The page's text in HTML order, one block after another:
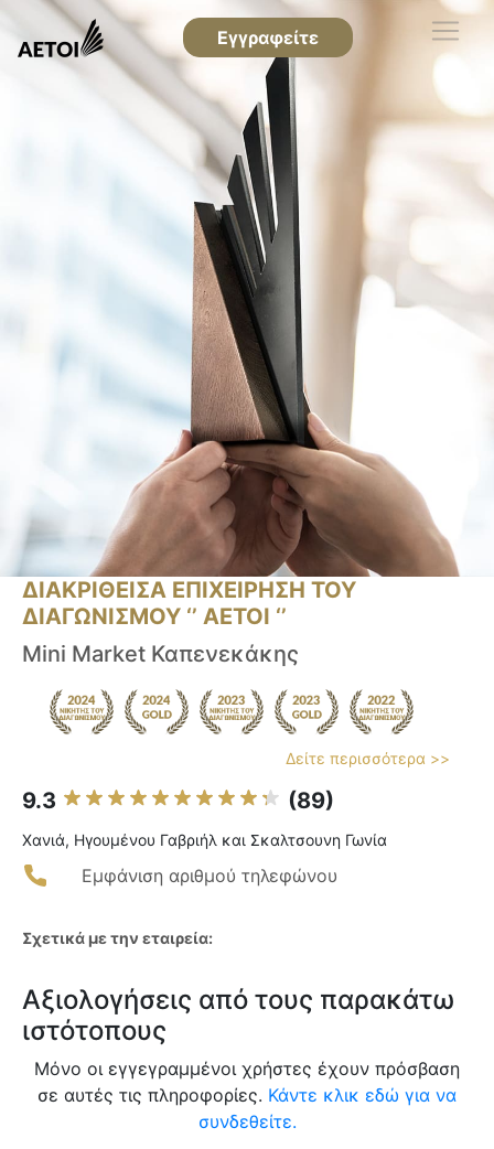
Εγγραφείτε
ΔΙΑΚΡΙΘΕΙΣΑ ΕΠΙΧΕΙΡΗΣΗ ΤΟΥ
ΔΙΑΓΩΝΙΣΜΟΥ ‘’ ΑΕΤΟΙ ‘’
Mini Μarket Καπενεκάκης
Δείτε περισσότερα >>
9.3 (89)
Χανιά, Ηγουμένου Γαβριήλ και Σκαλτσουνη Γωνία
Εμφάνιση αριθμού τηλεφώνου
Σχετικά με την εταιρεία:
Αξιολογήσεις από τους παρακάτω
ιστότοπους
Μόνο οι εγγεγραμμένοι χρήστες έχουν πρόσβαση
σε αυτές τις πληροφορίες. Κάντε κλικ εδώ για να
συνδεθείτε.